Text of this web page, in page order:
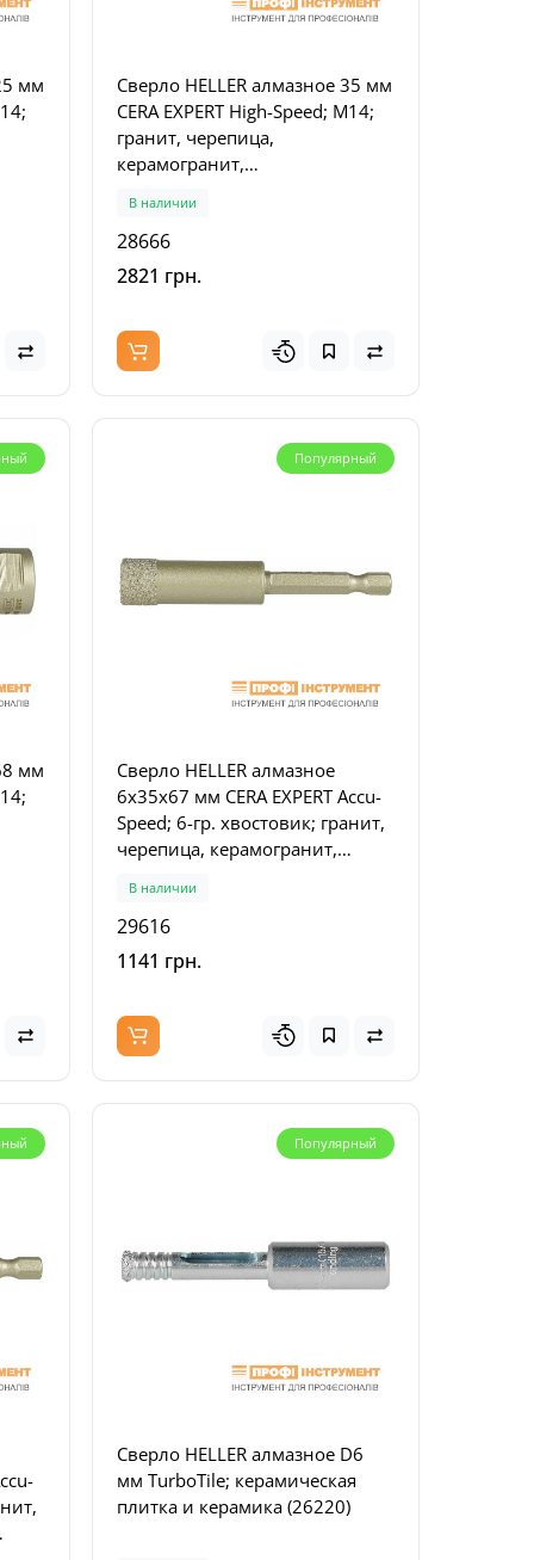
мм
Сверло HELLER алмазное 35 мм
CERA EXPERT High-Speed; M14;
гранит, черепица,
керамогранит,
плитка (28666)
В наличии
28666
2821 грн.
мм
Популярный
Сверло HELLER алмазное
6x35x67 мм CERA EXPERT Accu-
Speed; 6-гр. хвостовик; гранит,
черепица, керамогранит,
В наличии
29616
1141 грн.
Популярный
Сверло HELLER алмазное D6
мм TurboTile; керамическая
плитка и керамика (26220)